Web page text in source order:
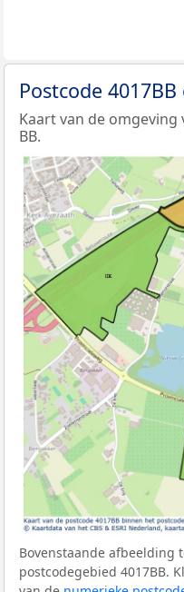
Postcode
Kaart van de
BB.
Bovenstaande afbeelding
postcodegebied 4017BB.